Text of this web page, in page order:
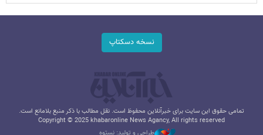
نسخه دسکتاپ
تمامی حقوق این سایت برای خبرآنلاین محفوظ است. نقل مطالب با ذکر منبع بلامانع است.
Copyright © 2025 khabaronline News Agancy, All rights reserved
طراحی و تولید: نستوه